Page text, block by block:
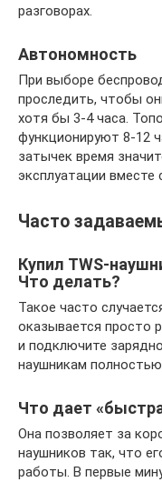
разговорах.
Автономность
При выборе
проследить, чтобы
хотя бы 3-4 часа.
функционируют 8-12
затычек время
эксплуатации вместе
Часто
Купил TWS-
Что делать?
Такое часто
оказывается просто
и подключите
наушникам
Что дает
Она позволяет за
наушников так, что
работы. В первые